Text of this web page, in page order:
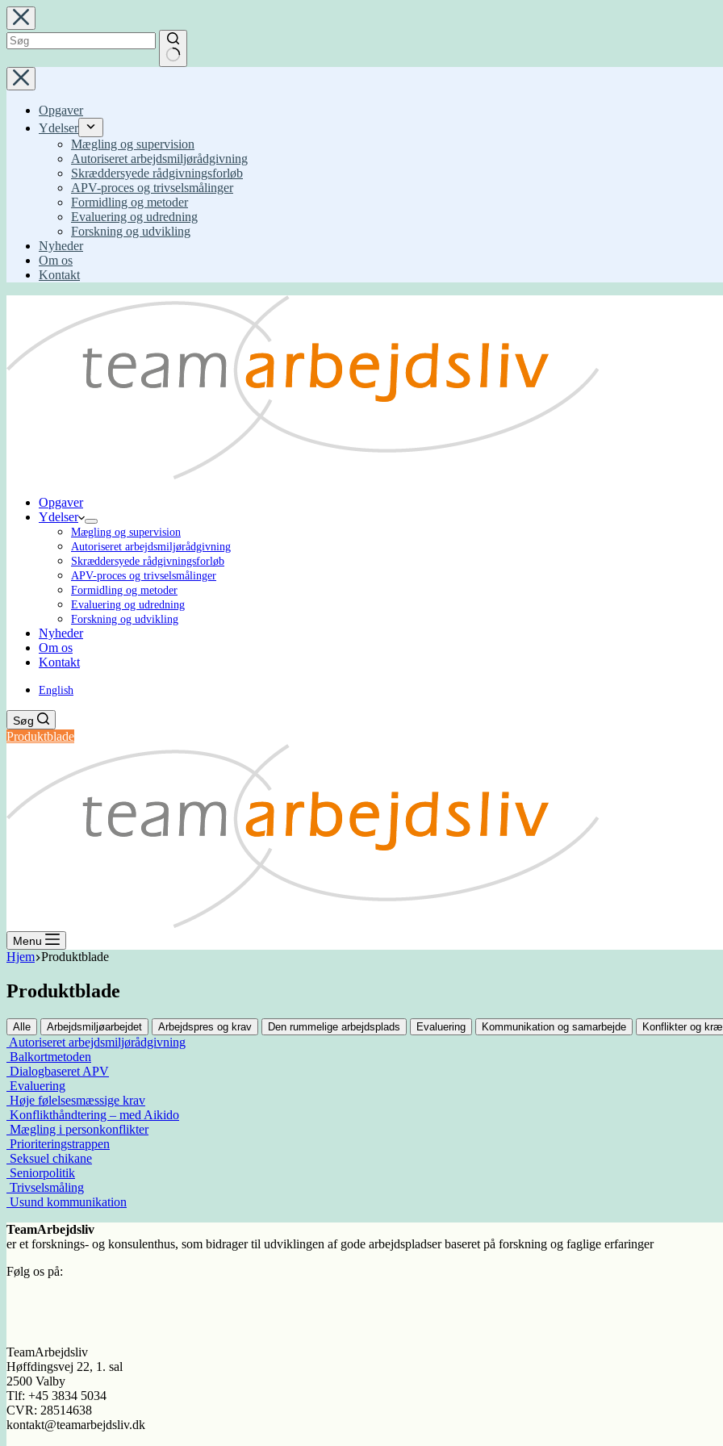
Fortsæt
til
indhold
Ingen
resultater
Opgaver
Ydelser
Mægling og supervision
Autoriseret arbejdsmiljørådgivning
Skræddersyede rådgivningsforløb
APV-proces og trivselsmålinger
Formidling og metoder
Evaluering og udredning
Forskning og udvikling
Nyheder
Om os
Kontakt
Opgaver
Ydelser
Mægling og supervision
Autoriseret arbejdsmiljørådgivning
Skræddersyede rådgivningsforløb
APV-proces og trivselsmålinger
Formidling og metoder
Evaluering og udredning
Forskning og udvikling
Nyheder
Om os
Kontakt
English
Søg
Produktblade
Menu
Hjem Produktblade
Produktblade
Alle Arbejdsmiljøarbejdet Arbejdspres og krav Den rummelige arbejdsplads Evaluering Kommunikation og samarbejde Konflikter og
Autoriseret arbejdsmiljørådgivning
Balkortmetoden
Dialogbaseret APV
Evaluering
Høje følelsesmæssige krav
Konflikthåndtering – med Aikido
Mægling i personkonflikter
Prioriteringstrappen
Seksuel chikane
Seniorpolitik
Trivselsmåling
Usund kommunikation
TeamArbejdsliv
er et forsknings- og konsulenthus, som bidrager til udviklingen af gode arbejdspladser baseret på forskning og faglige erfaringer
Følg os på:
TeamArbejdsliv
Høffdingsvej 22, 1. sal
2500 Valby
Tlf: +45 3834 5034
CVR: 28514638
kontakt@teamarbejdsliv.dk